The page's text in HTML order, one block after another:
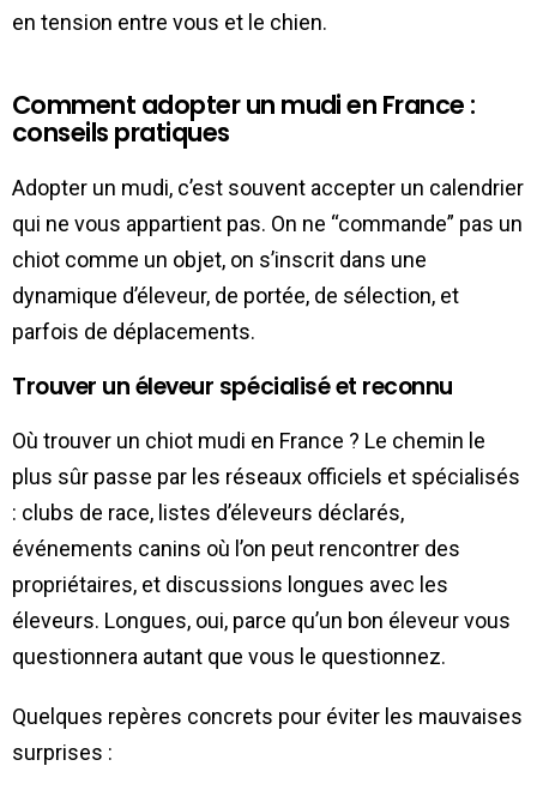
en tension entre vous et le chien.
Comment adopter un mudi en France :
conseils pratiques
Adopter un mudi, c’est souvent accepter un calendrier
qui ne vous appartient pas. On ne “commande” pas un
chiot comme un objet, on s’inscrit dans une
dynamique d’éleveur, de portée, de sélection, et
parfois de déplacements.
Trouver un éleveur spécialisé et reconnu
Où trouver un chiot mudi en France ? Le chemin le
plus sûr passe par les réseaux officiels et spécialisés
: clubs de race, listes d’éleveurs déclarés,
événements canins où l’on peut rencontrer des
propriétaires, et discussions longues avec les
éleveurs. Longues, oui, parce qu’un bon éleveur vous
questionnera autant que vous le questionnez.
Quelques repères concrets pour éviter les mauvaises
surprises :